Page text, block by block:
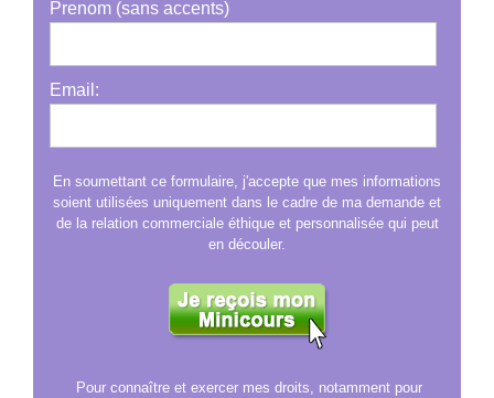
Prenom (sans accents)
Email:
En soumettant ce formulaire, j'accepte que mes informations
soient utilisées uniquement dans le cadre de ma demande et
de la relation commerciale éthique et personnalisée qui peut
en découler.
Pour connaître et exercer mes droits, notamment pour